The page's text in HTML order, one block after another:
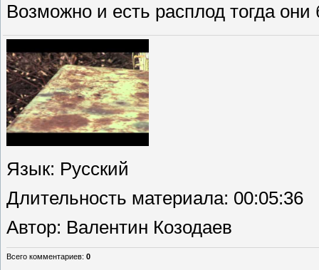
Возможно и есть расплод тогда
Язык: Русский
Длительность материала: 00:05:36
Автор: Валентин Козодаев
Всего комментариев: 0